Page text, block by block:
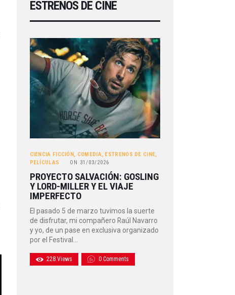
ESTRENOS DE CINE
CIENCIA FICCIÓN, COMEDIA, ESTRENOS DE CINE,
PELÍCULAS
ON 31/03/2026
PROYECTO SALVACIÓN: GOSLING
Y LORD-MILLER Y EL VIAJE
IMPERFECTO
El pasado 5 de marzo tuvimos la suerte
de disfrutar, mi compañero Raúl Navarro
y yo, de un pase en exclusiva organizado
por el Festival…
228 Views 0 Comments